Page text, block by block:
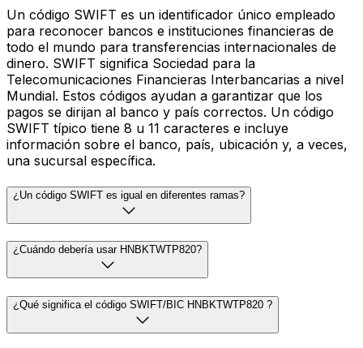
Un código SWIFT es un identificador único empleado
para reconocer bancos e instituciones financieras de
todo el mundo para transferencias internacionales de
dinero. SWIFT significa Sociedad para la
Telecomunicaciones Financieras Interbancarias a nivel
Mundial. Estos códigos ayudan a garantizar que los
pagos se dirijan al banco y país correctos. Un código
SWIFT típico tiene 8 u 11 caracteres e incluye
información sobre el banco, país, ubicación y, a veces,
una sucursal específica.
¿Un código SWIFT es igual en diferentes ramas?
¿Cuándo debería usar HNBKTWTP820?
¿Qué significa el código SWIFT/BIC HNBKTWTP820 ?